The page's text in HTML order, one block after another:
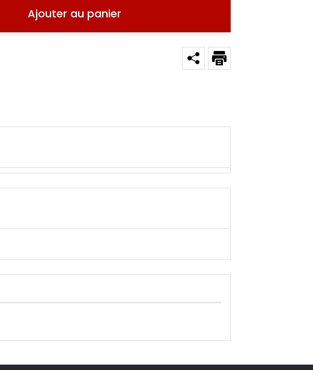
Ajouter au panier